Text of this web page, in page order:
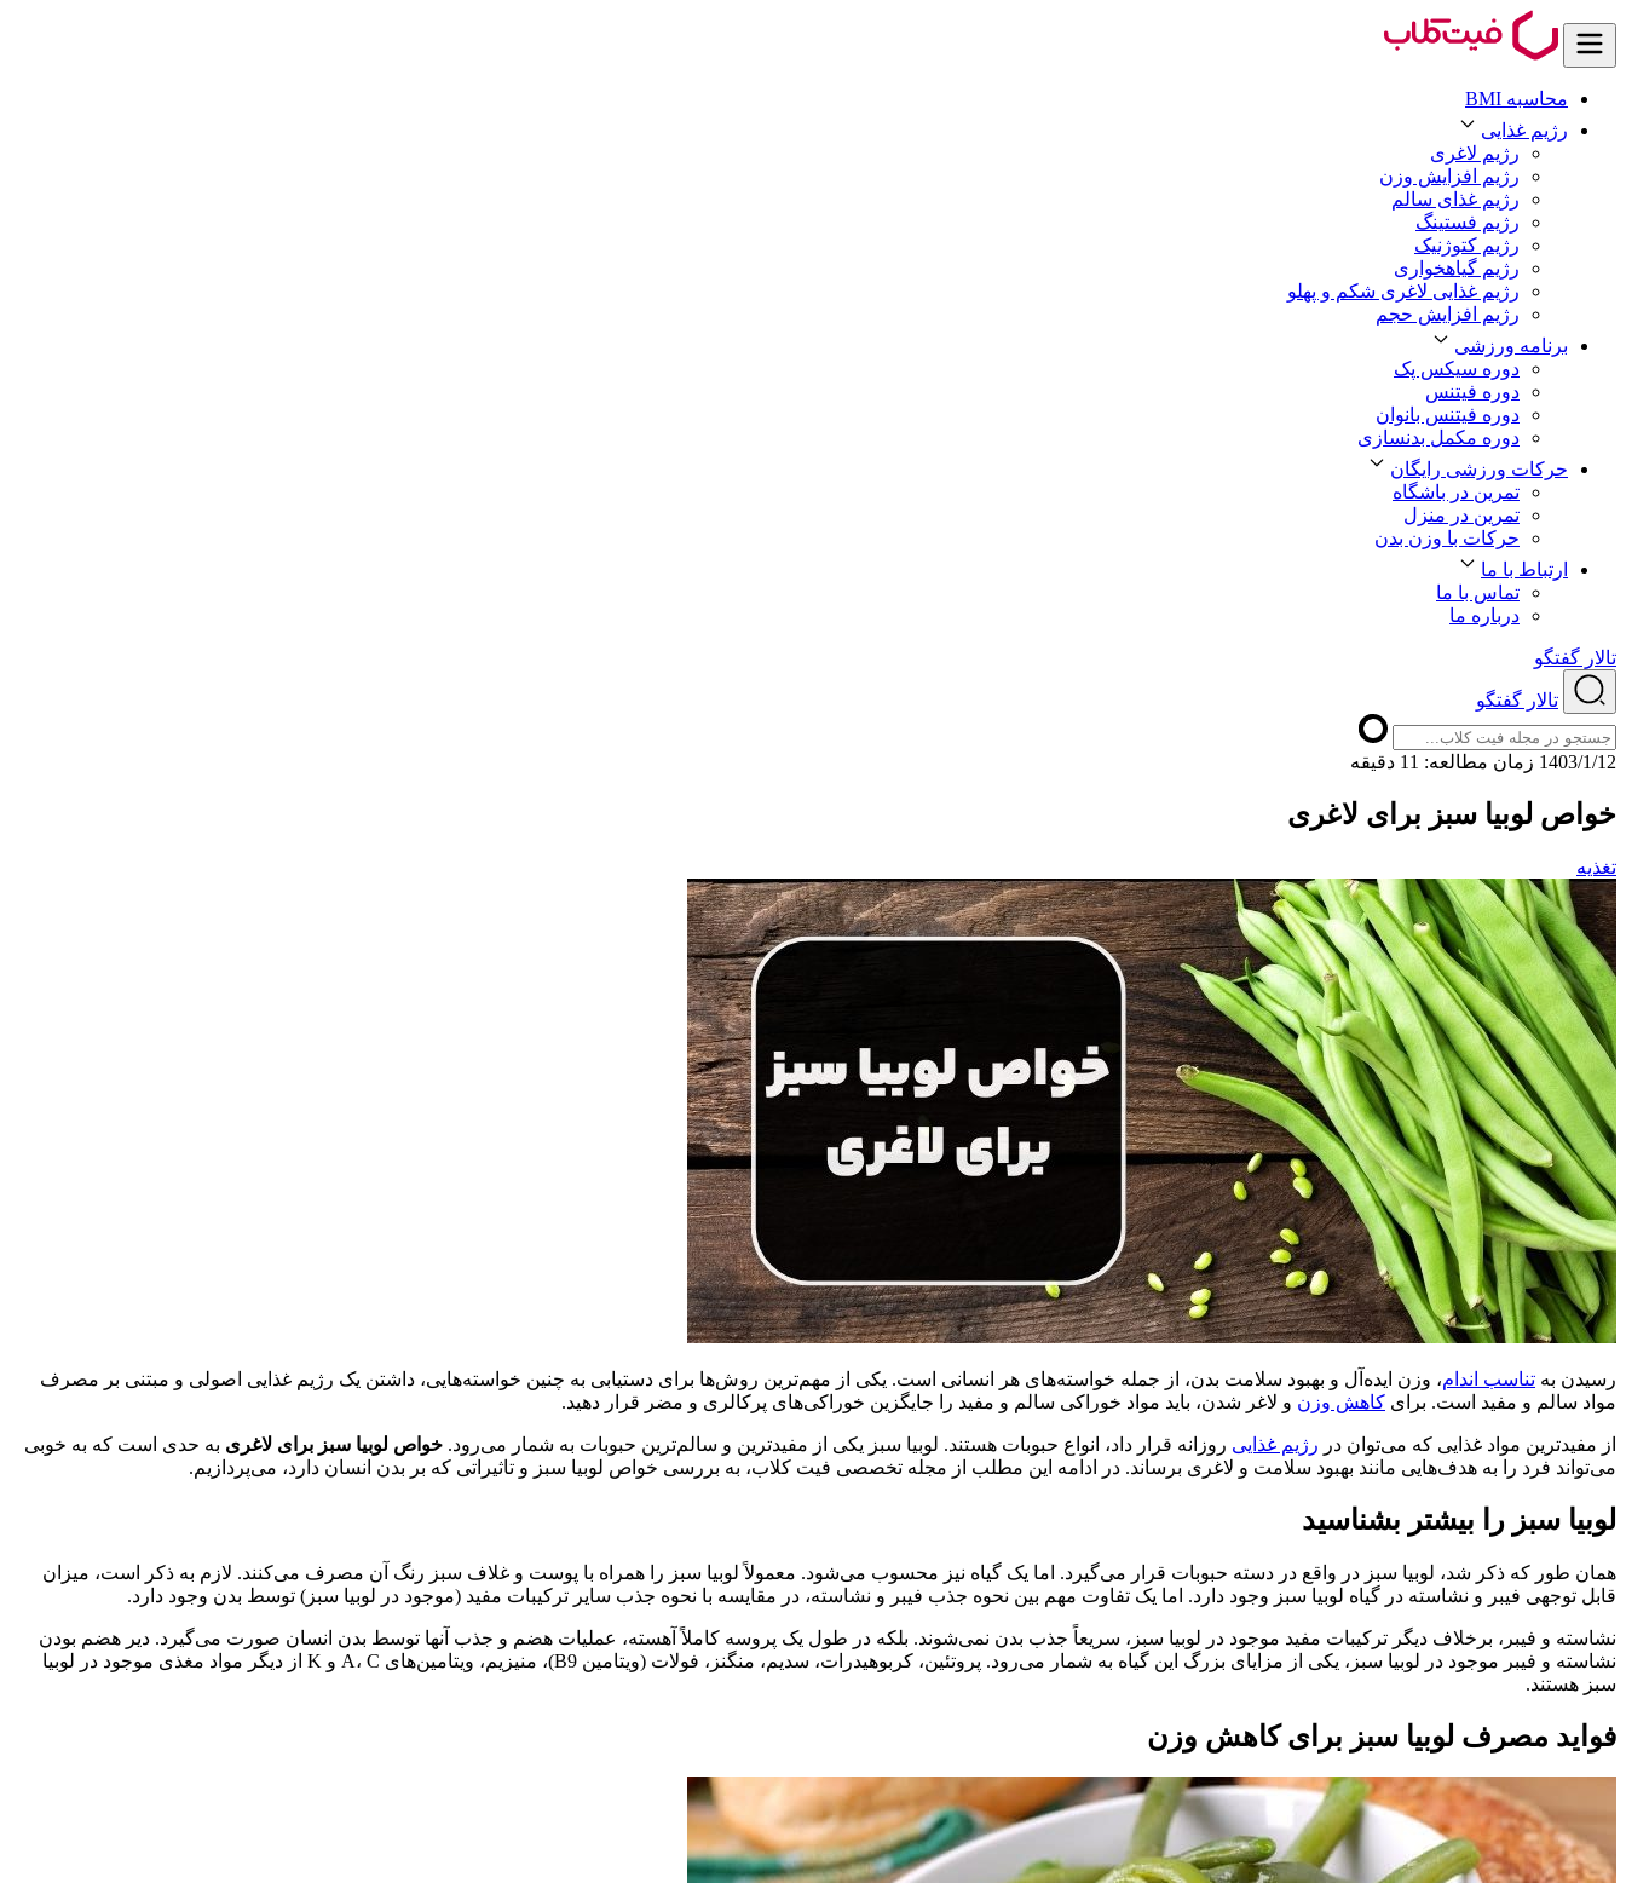
محاسبه BMI
رژیم غذایی
رژیم لاغری
رژیم افزایش وزن
رژیم غذای سالم
رژیم فستینگ
رژیم کتوژنیک
رژیم گیاهخواری
رژیم غذایی لاغری شکم و پهلو
رژیم افزایش حجم
برنامه ورزشی
دوره سیکس پک
دوره فیتنس
دوره فیتنس بانوان
دوره مکمل بدنسازی
حرکات ورزشی رایگان
تمرین در باشگاه
تمرین در منزل
حرکات با وزن بدن
ارتباط با ما
تماس با ما
درباره ما
تالار گفتگو
تالار گفتگو
1403/1/12 ﺯﻣﺎﻥ ﻣﻄﺎﻟﻌﻪ: 11 دقیقه
خواص لوبیا سبز برای لاغری
تغذیه
رسیدن به تناسب اندام، وزن ایده‌آل و بهبود سلامت بدن، از جمله خواسته‌های هر انسانی است. یکی از مهم‌ترین روش‌ها برای دستیابی به چنین خواسته‌هایی، داشتن یک رژیم غذایی اصولی و مبتنی بر مصرف
مواد سالم و مفید است. برای کاهش وزن و لاغر شدن، باید مواد خوراکی سالم و مفید را جایگزین خوراکی‌های پرکالری و مضر قرار دهید.
از مفیدترین مواد غذایی که می‌توان در رژیم غذایی روزانه قرار داد، انواع حبوبات هستند. لوبیا سبز یکی از مفیدترین و سالم‌ترین حبوبات به شمار می‌رود. خواص لوبیا سبز برای لاغری به حدی است که به خوبی
می‌تواند فرد را به هدف‌هایی مانند بهبود سلامت و لاغری برساند. در ادامه این مطلب از مجله تخصصی فیت کلاب، به بررسی خواص لوبیا سبز و تاثیراتی که بر بدن انسان دارد، می‌پردازیم.
لوبیا سبز را بیشتر بشناسید
همان طور که ذکر شد، لوبیا سبز در واقع در دسته حبوبات قرار می‌گیرد. اما یک گیاه نیز محسوب می‌شود. معمولاً لوبیا سبز را همراه با پوست و غلاف سبز رنگ آن مصرف می‌کنند. لازم به ذکر است، میزان
قابل توجهی فیبر و نشاسته در گیاه لوبیا سبز وجود دارد. اما یک تفاوت مهم بین نحوه جذب فیبر و نشاسته، در مقایسه با نحوه جذب سایر ترکیبات مفید (موجود در لوبیا سبز) توسط بدن وجود دارد.
نشاسته و فیبر، برخلاف دیگر ترکیبات مفید موجود در لوبیا سبز، سریعاً جذب بدن نمی‌شوند. بلکه در طول یک پروسه کاملاً آهسته، عملیات هضم و جذب آنها توسط بدن انسان صورت می‌گیرد. دیر هضم بودن
نشاسته و فیبر موجود در لوبیا سبز، یکی از مزایای بزرگ این گیاه به شمار می‌رود. پروتئین، کربوهیدرات، سدیم، منگنز، فولات (ویتامین B9)، منیزیم، ویتامین‌های A، C و K از دیگر مواد مغذی موجود در لوبیا
سبز هستند.
فواید مصرف لوبیا سبز برای کاهش وزن